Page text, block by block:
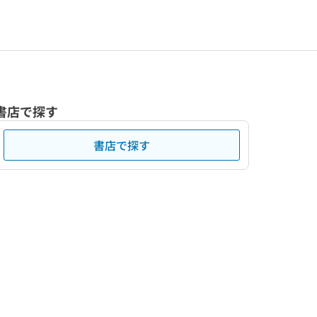
店で探す
書店で探す